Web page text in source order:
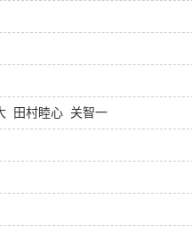
田村睦心 关智一